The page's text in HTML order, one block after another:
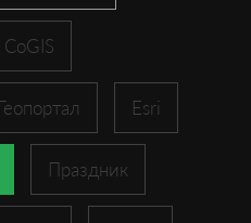
CoGIS
Геопортал Esri
Праздник